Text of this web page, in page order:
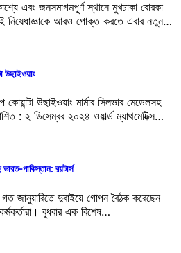
এবং জনসমাগমপূর্ণ স্থানে মুখঢাকা বোরকা
নিষেধাজ্ঞাকে আরও পোক্ত করতে এবার নতুন…
উছাইওয়াং
কোয়ান্টা উছাইওয়াং মার্মার সিলভার মেডেলসহ
: ২ ডিসেম্বর ২০২৪ ওয়ার্ল্ড ম্যাথমেটিক্স…
পাকিস্তান: রয়টার্স
গত জানুয়ারিতে দুবাইয়ে গোপন বৈঠক করেছেন
বুধবার এক বিশেষ…